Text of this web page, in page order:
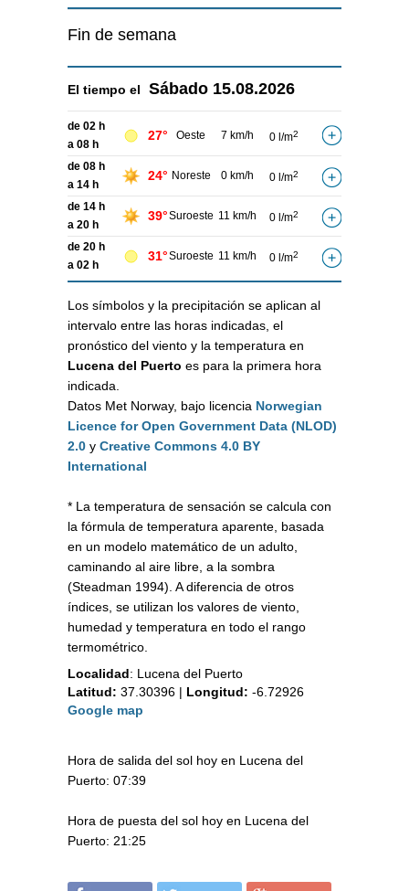
Fin de semana
El tiempo el Sábado 15.08.2026
de 02 h
a 08 h
27° Oeste 7 km/h 0 l/m2
de 08 h
a 14 h
24° Noreste 0 km/h 0 l/m2
de 14 h
a 20 h
39°Suroeste 11 km/h 0 l/m2
de 20 h
a 02 h
31°Suroeste 11 km/h 0 l/m2
Los símbolos y la precipitación se aplican al
intervalo entre las horas indicadas, el
pronóstico del viento y la temperatura en
Lucena del Puerto es para la primera hora
indicada.
Datos Met Norway, bajo licencia Norwegian
Licence for Open Government Data (NLOD)
2.0 y Creative Commons 4.0 BY
International
* La temperatura de sensación se calcula con
la fórmula de temperatura aparente, basada
en un modelo matemático de un adulto,
caminando al aire libre, a la sombra
(Steadman 1994). A diferencia de otros
índices, se utilizan los valores de viento,
humedad y temperatura en todo el rango
termométrico.
Localidad: Lucena del Puerto
Latitud: 37.30396 | Longitud: -6.72926
Google map
Hora de salida del sol hoy en Lucena del
Puerto: 07:39
Hora de puesta del sol hoy en Lucena del
Puerto: 21:25